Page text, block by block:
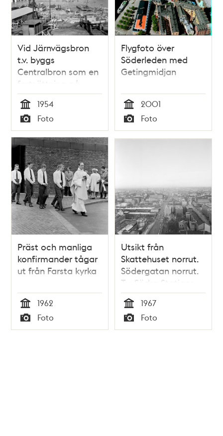
Vid Järnvägsbron
t.v. byggs
Centralbron som en
fortsättning på
trafikleden genom
Söderledstunneln.
Från Sjöbergsplan
byggs bron för
tunnelbanan norrut
mot Gamla Stan
Tid
1954
Typ
Foto
Flygfoto över
Söderleden med
Getingmidjan
Tid
2001
Typ
Foto
Präst och manliga
konfirmander tågar
ut från Farsta kyrka
Tid
1962
Typ
Foto
Utsikt från
Skattehuset norrut.
Södergatan norrut.
T.v. Södra Stations
bangård.
Medborgarhuset i
mitten och
Götgatan längst till
Tid
1967
Typ
Foto